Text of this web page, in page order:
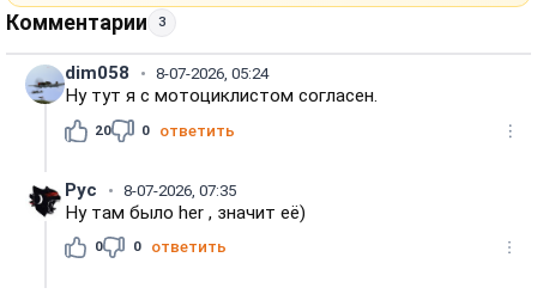
Комментарии 3
dim058 8-07-2026, 05:24
Ну тут я с мотоциклистом согласен.
20 0 ответить
Рус 8-07-2026, 07:35
Ну там было her , значит её)
0 0 ответить